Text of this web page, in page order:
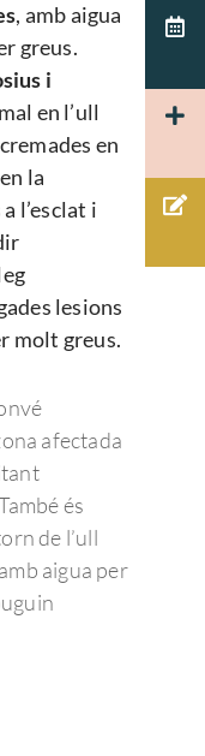
, amb aigua
greus.
i
en l’ull
en
la
l’esclat i
lesions
molt greus.
afectada
és
de l’ull
aigua per
Patología corneal
Disfuncion del
Herpes
PÁRPADOS Y
LAGRIMALES
Agujero macular
Membrana Epi-
Macular
Hemorragia vítrea
Moscas volantes y
Oclusión de la vena
Otras…
Terapias visuales
Test visuales
Córnea
Glaucoma
Retina y mácula
Rejuvenecimiento
mirada
Actualidad Admira
Pruebas diagnósticas:
Oftalmología
Tecnología
Mutuas
Nuestras clínicas
Trabaja con nosotros
Docencia
Español
Català
de tus ojos y
de ti.
203 22 33
del paciente
24H